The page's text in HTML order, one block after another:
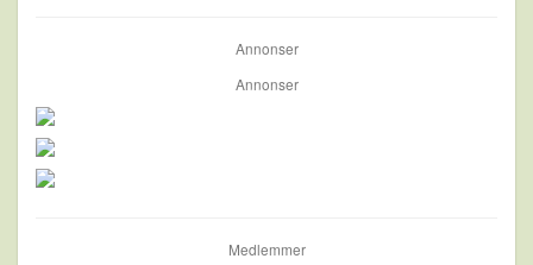
Annonser
Annonser
Medlemmer